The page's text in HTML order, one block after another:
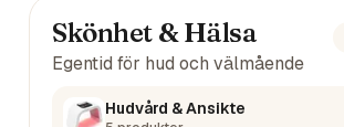
Skönhet & Hälsa
Egentid för hud och välmående
Hudvård & Ansikte